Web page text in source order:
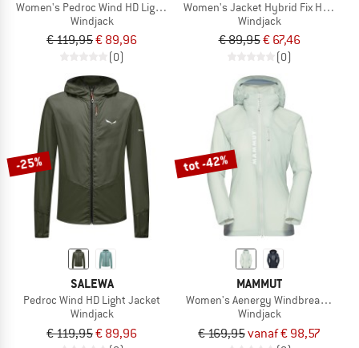
Women's Pedroc Wind HD Light Jacket
Windjack
€ 119,95€ 89,96
(0)
Women's Jacket Hybrid Fix Hood
Windjack
€ 89,95€ 67,46
(0)
-25%
SALEWA
Pedroc Wind HD Light Jacket
Windjack
€ 119,95€ 89,96
tot -42%
MAMMUT
Women's Aenergy Windbreaker
Windjack
€ 169,95vanaf € 98,57